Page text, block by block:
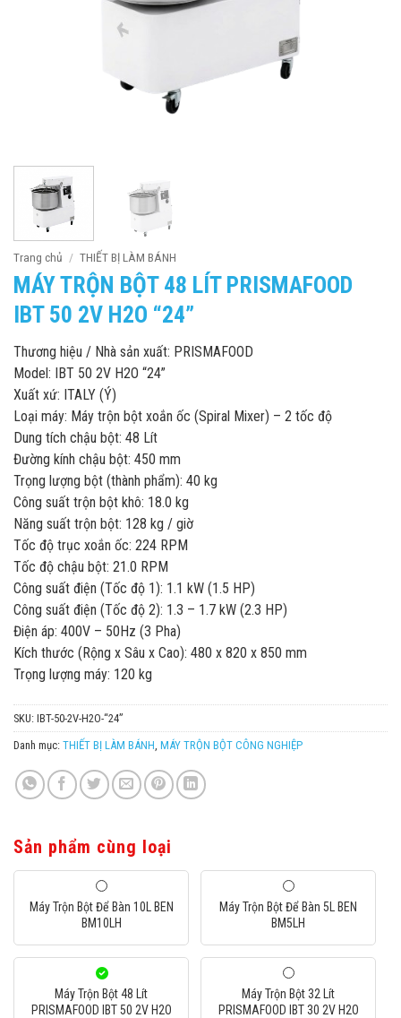
Trang chủ / THIẾT BỊ LÀM BÁNH
MÁY TRỘN BỘT 48 LÍT PRISMAFOOD
IBT 50 2V H2O “24”
Thương hiệu / Nhà sản xuất: PRISMAFOOD
Model: IBT 50 2V H2O “24”
Xuất xứ: ITALY (Ý)
Loại máy: Máy trộn bột xoắn ốc (Spiral Mixer) – 2 tốc độ
Dung tích chậu bột: 48 Lít
Đường kính chậu bột: 450 mm
Trọng lượng bột (thành phẩm): 40 kg
Công suất trộn bột khô: 18.0 kg
Năng suất trộn bột: 128 kg / giờ
Tốc độ trục xoắn ốc: 224 RPM
Tốc độ chậu bột: 21.0 RPM
Công suất điện (Tốc độ 1): 1.1 kW (1.5 HP)
Công suất điện (Tốc độ 2): 1.3 – 1.7 kW (2.3 HP)
Điện áp: 400V – 50Hz (3 Pha)
Kích thước (Rộng x Sâu x Cao): 480 x 820 x 850 mm
Trọng lượng máy: 120 kg
SKU: IBT-50-2V-H2O-“24”
Danh mục: THIẾT BỊ LÀM BÁNH, MÁY TRỘN BỘT CÔNG NGHIỆP
Sản phẩm cùng loại
Máy Trộn Bột Để Bàn 10L BEN
BM10LH
Máy Trộn Bột Để Bàn 5L BEN
BM5LH
Máy Trộn Bột 48 Lít
PRISMAFOOD IBT 50 2V H2O
Máy Trộn Bột 32 Lít
PRISMAFOOD IBT 30 2V H2O